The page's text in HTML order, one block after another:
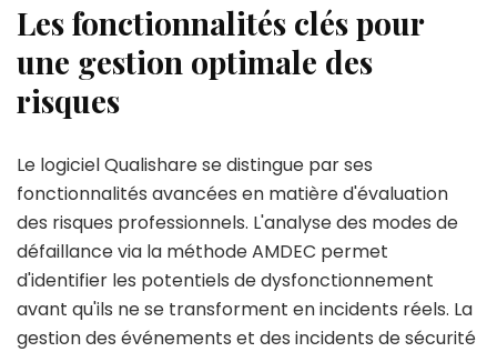
Les fonctionnalités clés pour
une gestion optimale des
risques
Le logiciel Qualishare se distingue par ses
fonctionnalités avancées en matière d'évaluation
des risques professionnels. L'analyse des modes de
défaillance via la méthode AMDEC permet
d'identifier les potentiels de dysfonctionnement
avant qu'ils ne se transforment en incidents réels. La
gestion des événements et des incidents de sécurité